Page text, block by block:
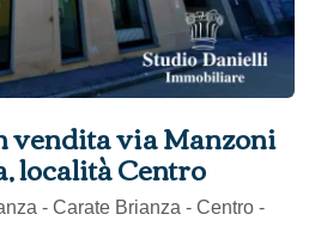
vendita via Manzoni
località Centro
- Carate Brianza - Centro -